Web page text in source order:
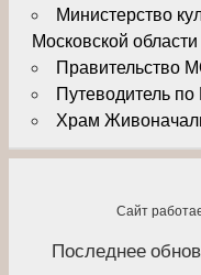
Министерство
Московской области
Правительство
Путеводитель по
Храм
Сайт
Последнее